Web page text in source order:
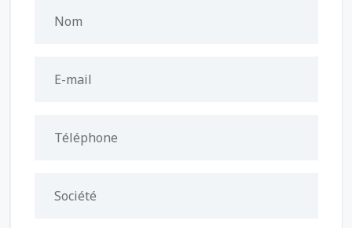
Nom
E-mail
Téléphone
Société